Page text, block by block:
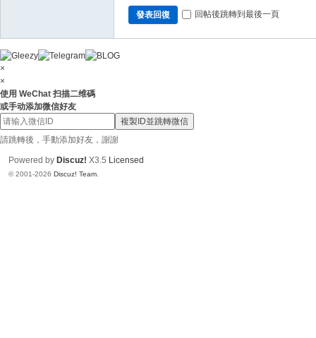
發表回復 回帖後跳轉到最後一頁
×
×
使用 WeChat 扫描二维碼
或手动添加微信好友
複製ID並跳轉微信
請跳轉後，手動添加好友，謝謝
Powered by Discuz! X3.5 Licensed
© 2001-2026 Discuz! Team